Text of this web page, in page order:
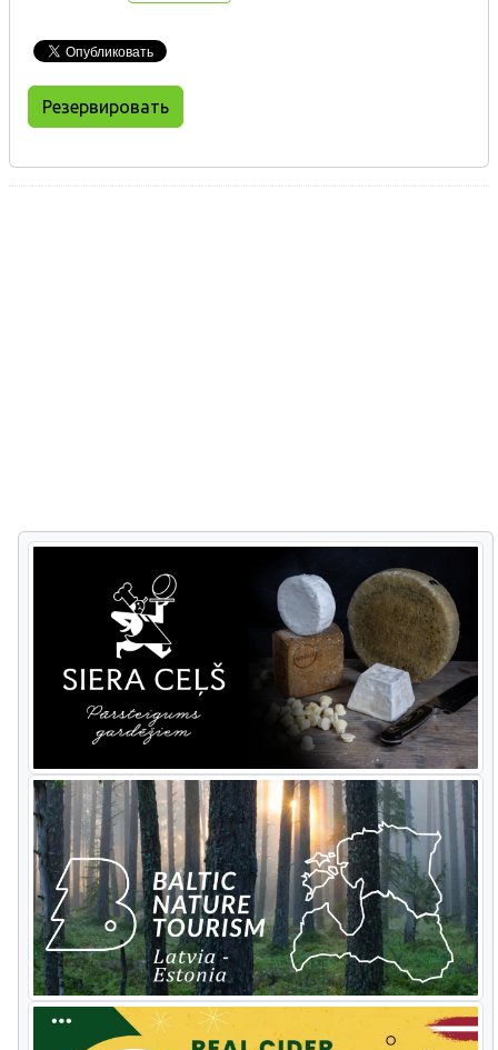
Резервировать